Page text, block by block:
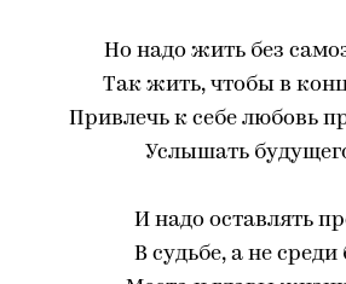
Но надо жить без
Так жить, чтобы в
Привлечь к себе любовь
Услышать
И надо оставлять
В судьбе, а не среди